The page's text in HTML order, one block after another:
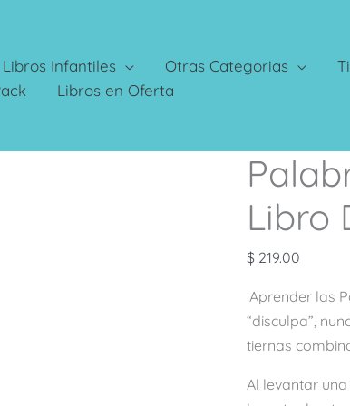
Libros Infantiles Otras Categorias
Libros en Oferta
Libro
$ 219.00
¡Aprender las
“disculpa”,
tiernas
Al levantar
Palabras
Mágicas:
Mi
Primer
Libro
cantidad